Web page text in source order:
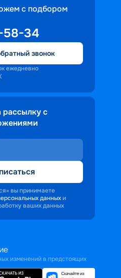
с подбором
58-34
звонок
ежедневно
с
вы принимаете
данных и
ваших данных
изменений в предстоящих